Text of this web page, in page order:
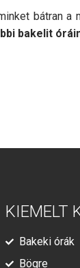
bátran
bakelit
KIEMELT
Bakeki órák
Bögre